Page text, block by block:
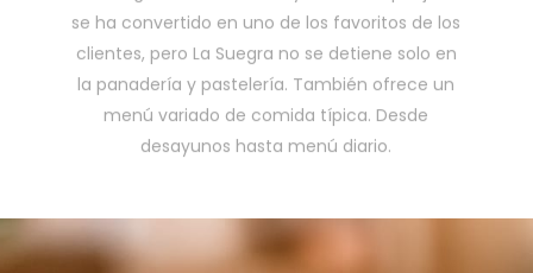
clientes, pero La Suegra no se detiene solo en
la panadería y pastelería. También ofrece un
menú variado de comida típica. Desde
desayunos hasta menú diario.